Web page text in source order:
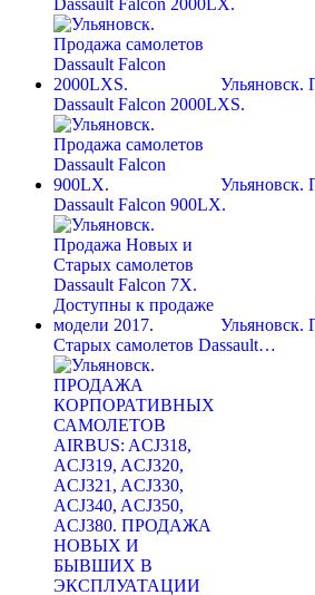
Ульяновск.
Dassault Falcon 2000LXS.
Ульяновск.
Dassault Falcon 900LX.
Ульяновск.
Старых самолетов Dassault…